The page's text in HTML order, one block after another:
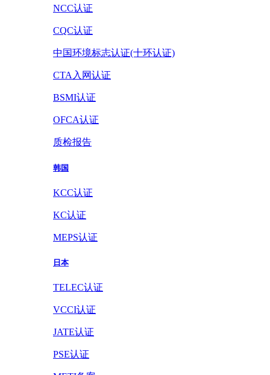
NCC认证
CQC认证
中国环境标志认证(十环认证)
CTA入网认证
BSMI认证
OFCA认证
质检报告
韩国
KCC认证
KC认证
MEPS认证
日本
TELEC认证
VCCI认证
JATE认证
PSE认证